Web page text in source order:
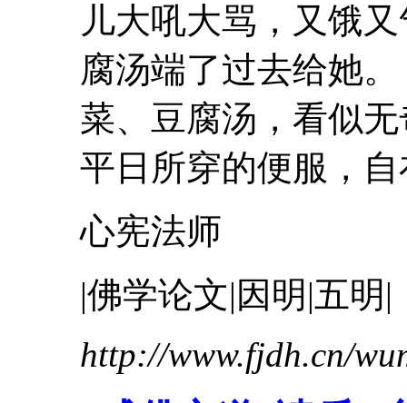
儿大吼大骂，又饿
腐汤端了过去给她
菜、 豆腐汤，看似
平日所穿的便服，自
心宪法师
|佛学论文|因明|五明|
http://www.fjdh.cn/